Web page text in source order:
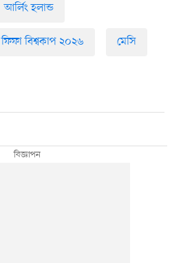
আর্লিং হলান্ড
ফিফা বিশ্বকাপ ২০২৬ মেসি